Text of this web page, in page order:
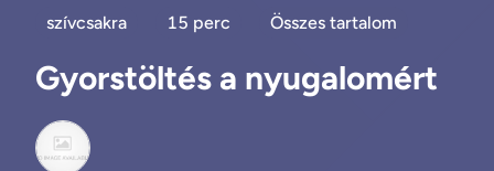
szívcsakra 15 perc Összes tartalom
Gyorstöltés a nyugalomért